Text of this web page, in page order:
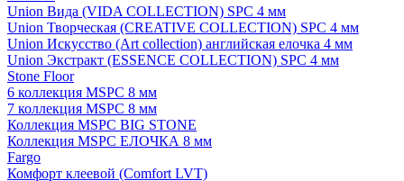
Union Вида (VIDA COLLECTION) SPC 4 мм
Union Творческая (CREATIVE COLLECTION) SPC 4 мм
Union Искусство (Art collection) английская елочка 4 мм
Union Экстракт (ESSENCE COLLECTION) SPC 4 мм
Stone Floor
6 коллекция MSPC 8 мм
7 коллекция MSPC 8 мм
Коллекция MSPC BIG STONE
Коллекция MSPC ЕЛОЧКА 8 мм
Fargo
Комфорт клеевой (Comfort LVT)